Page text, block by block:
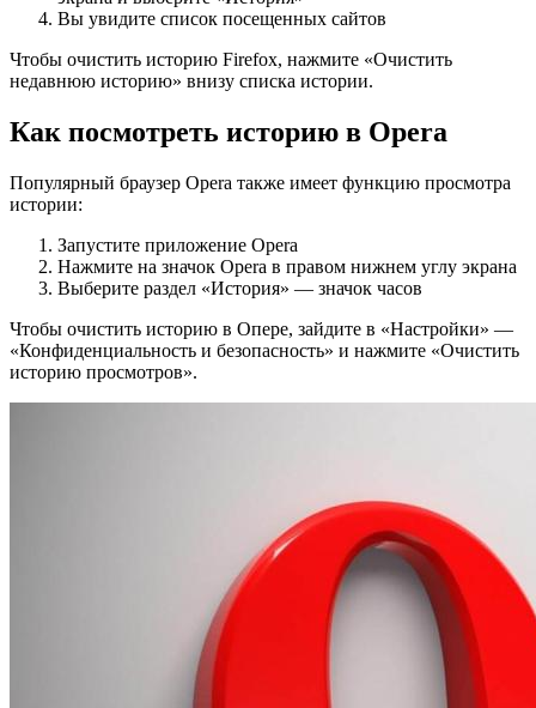
Вы увидите список посещенных сайтов
Чтобы очистить историю Firefox, нажмите «Очистить
недавнюю историю» внизу списка истории.
Как посмотреть историю в Opera
Популярный браузер Opera также имеет функцию просмотра
истории:
Запустите приложение Opera
Нажмите на значок Opera в правом нижнем углу экрана
Выберите раздел «История» — значок часов
Чтобы очистить историю в Опере, зайдите в «Настройки» —
«Конфиденциальность и безопасность» и нажмите «Очистить
историю просмотров».